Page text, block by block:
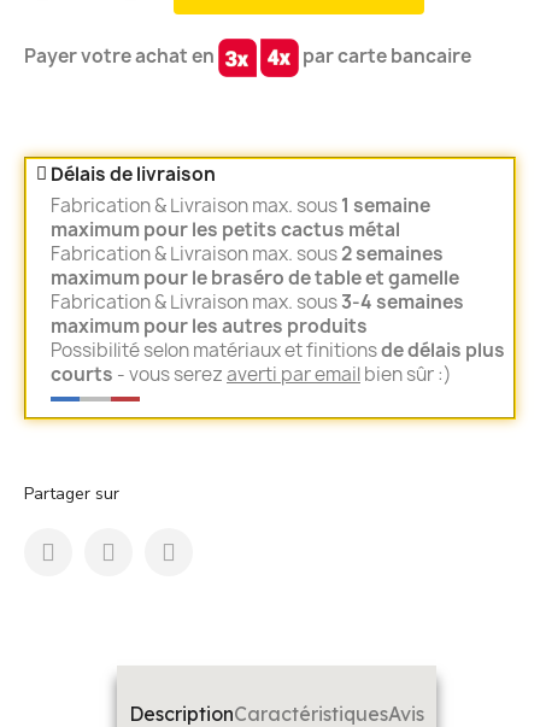
Payer votre achat en par carte bancaire
Délais de livraison
Fabrication & Livraison max. sous1 semaine
maximum pour les petits cactus métal
Fabrication & Livraison max. sous2 semaines
maximum pour le braséro de table et gamelle
Fabrication & Livraison max. sous3-4 semaines
maximum pour les autres produits
Possibilité selon matériaux et finitionsde délais plus
courts - vous serezaverti par emailbien sûr :)
Partager sur
DescriptionCaractéristiquesAvis